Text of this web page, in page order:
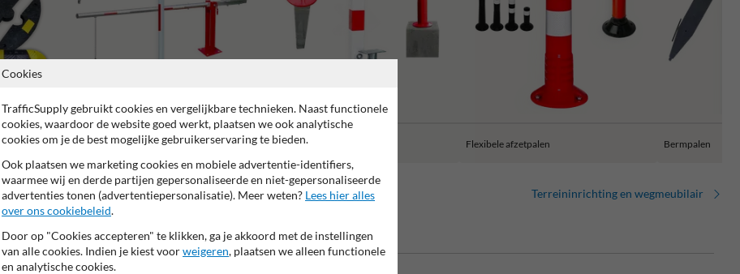
Slagbomen en draaibomen Parkeerpalen Flexibele afzetpalen Bermpalen
Terreininrichting en wegmeubilair
2 jaar fabrieksgarantie CE keurmerk Made in DE
Cookies
TrafficSupply gebruikt cookies en vergelijkbare technieken. Naast functionele
cookies, waardoor de website goed werkt, plaatsen we ook analytische
cookies om je de best mogelijke gebruikerservaring te bieden.
Ook plaatsen we marketing cookies en mobiele advertentie-identifiers,
waarmee wij en derde partijen gepersonaliseerde en niet-gepersonaliseerde
advertenties tonen (advertentiepersonalisatie). Meer weten? Lees hier alles
over ons cookiebeleid.
Door op "Cookies accepteren" te klikken, ga je akkoord met de instellingen
van alle cookies. Indien je kiest voorweigeren, plaatsen we alleen functionele
en analytische cookies.